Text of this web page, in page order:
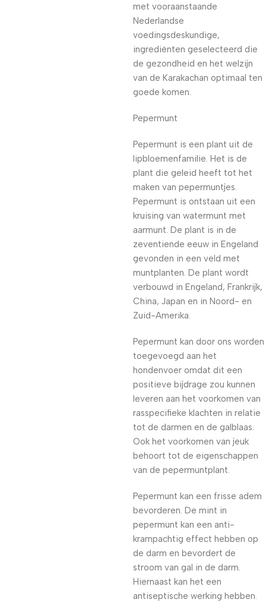
met vooraanstaande
Nederlandse
voedingsdeskundige,
ingrediënten geselecteerd die
de gezondheid en het welzijn
van de Karakachan optimaal ten
goede komen.
Pepermunt
Pepermunt is een plant uit de
lipbloemenfamilie. Het is de
plant die geleid heeft tot het
maken van pepermuntjes.
Pepermunt is ontstaan uit een
kruising van watermunt met
aarmunt. De plant is in de
zeventiende eeuw in Engeland
gevonden in een veld met
muntplanten. De plant wordt
verbouwd in Engeland, Frankrijk,
China, Japan en in Noord- en
Zuid-Amerika.
Pepermunt kan door ons worden
toegevoegd aan het
hondenvoer omdat dit een
positieve bijdrage zou kunnen
leveren aan het voorkomen van
rasspecifieke klachten in relatie
tot de darmen en de galblaas.
Ook het voorkomen van jeuk
behoort tot de eigenschappen
van de pepermuntplant.
Pepermunt kan een frisse adem
bevorderen. De mint in
pepermunt kan een anti-
krampachtig effect hebben op
de darm en bevordert de
stroom van gal in de darm.
Hiernaast kan het een
antiseptische werking hebben.